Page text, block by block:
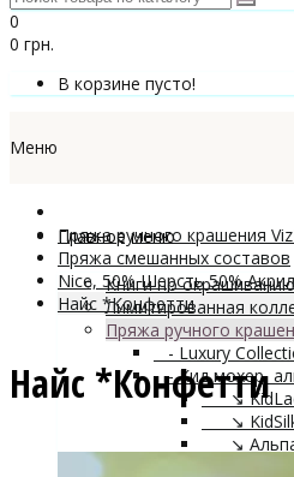
0
0 грн.
В корзине пусто!
Меню
Главное меню
Книги по
Лимитированная
Пряжа ручного
- Luxury
- Кид мохер,
↘
↘
↘
Пряжа ручного крашения
Пряжа смешанных составов
Nice, 50% Шерсть 50%
Найс *Конфетти
Найс *Конфетти